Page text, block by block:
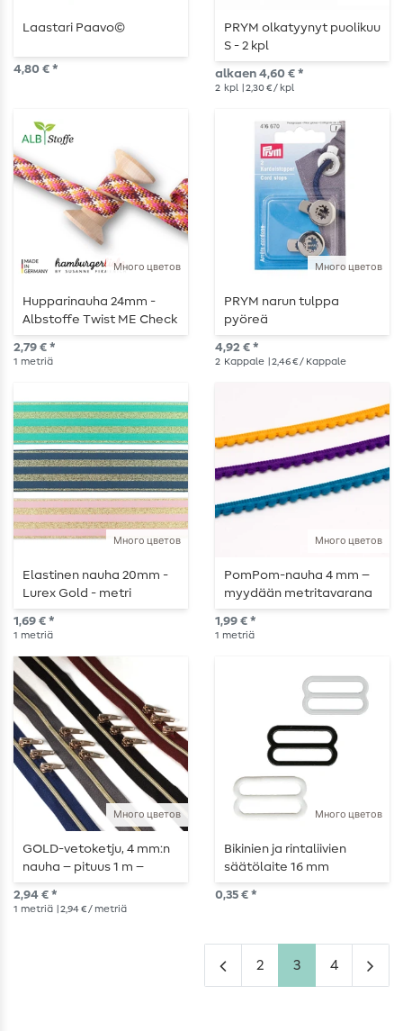
Laastari Paavo©
4,80 € *
PRYM olkatyynyt puolikuu
S - 2 kpl
alkaen 4,60 € *
2 kpl | 2,30 € / kpl
Много цветов
Hupparinauha 24mm -
Albstoffe Twist ME Check
- metri kerrallaan
2,79 € *
1 metriä
Много цветов
PRYM narun tulppa
pyöreä
4,92 € *
2 Kappale | 2,46 € / Kappale
Много цветов
Elastinen nauha 20mm -
Lurex Gold - metri
kerrallaan
1,69 € *
1 metriä
Много цветов
PomPom-nauha 4 mm –
myydään metritavarana
1,99 € *
1 metriä
Много цветов
GOLD-vetoketju, 4 mm:n
nauha – pituus 1 m –
metallisoitu
2,94 € *
1 metriä | 2,94 € / metriä
Много цветов
Bikinien ja rintaliivien
säätölaite 16 mm
0,35 € *
2 3 4